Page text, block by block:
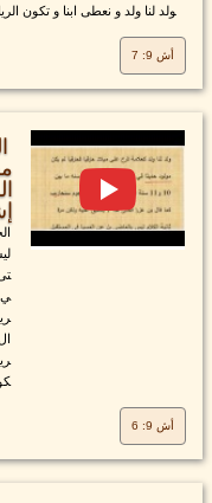
ولد لنا ولد و نعطى ابنا و تكون
أش 9: 7
ي
أش 9: 6